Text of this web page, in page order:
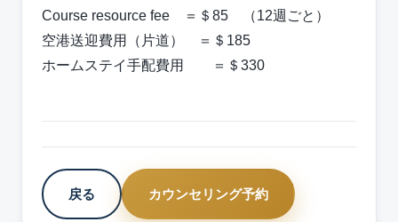
Course resource fee ＝＄85 （12週ごと）
空港送迎費用（片道） ＝＄185
ホームステイ手配費用 ＝＄330
戻る カウンセリング予約